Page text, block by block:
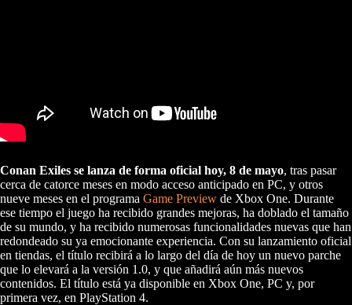
Conan Exiles se lanza de forma oficial hoy, 8 de mayo, tras pasar
cerca de catorce meses en modo acceso anticipado en PC, y otros
nueve meses en el programa Game Preview de Xbox One. Durante
ese tiempo el juego ha recibido grandes mejoras, ha doblado el tamaño
de su mundo, y ha recibido numerosas funcionalidades nuevas que han
redondeado su ya emocionante experiencia. Con su lanzamiento oficial
en tiendas, el título recibirá a lo largo del día de hoy un nuevo parche
que lo elevará a la versión 1.0, y que añadirá aún más nuevos
contenidos. El título está ya disponible en Xbox One, PC y, por
primera vez, en PlayStation 4.